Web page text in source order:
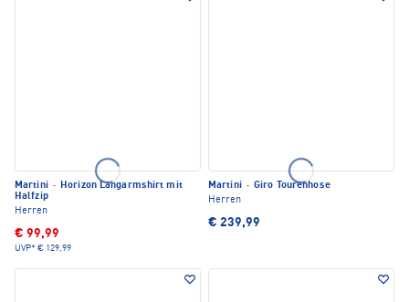
Martini · Horizon Langarmshirt mit
Halfzip
Herren
€ 99,99
UVP* € 129,99
Martini · Giro Tourenhose
Herren
€ 239,99